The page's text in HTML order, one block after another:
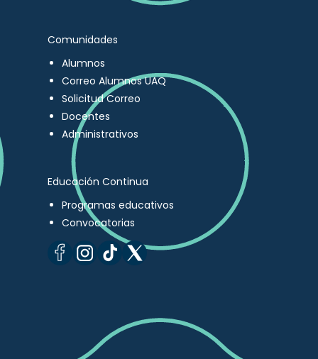
Comunidades
Alumnos
Correo Alumnos UAQ
Solicitud Correo
Docentes
Administrativos
Educación Continua
Programas educativos
Convocatorias